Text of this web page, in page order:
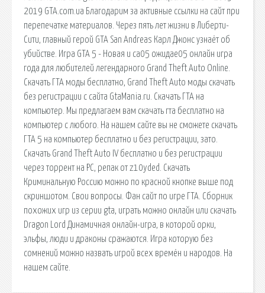
2019 GTA.com.ua Благодарим за активные ссылки на сайт при
перепечатке материалов. Через пять лет жизни в Либерти-
Сити, главный герой GTA San Andreas Карл Джонс узнаёт об
убийстве. Игра GTA 5 - Новая и са05 ожидае05 онлайн игра
года для любителей легендарного Grand Theft Auto Online.
Скачать ГТА моды бесплатно, Grand Theft Auto моды скачать
без регистрации с сайта GtaMania.ru. Скачать ГТА на
компьютер. Мы предлагаем вам скачать гта бесплатно на
компьютер с любого. На нашем сайте вы не сможете скачать
ГТА 5 на компьютер бесплатно и без регистрации, зато.
Скачать Grand Theft Auto IV бесплатно и без регистрации
через торрент на PC, репак от z10yded. Скачать
Криминальную Россию можно по красной кнопке выше под
скриншотом. Свои вопросы. Фан сайт по игре ГТА. Сборник
похожих игр из серии gta, играть можно онлайн или скачать
Dragon Lord Динамичная онлайн-игра, в которой орки,
эльфы, люди и драконы сражаются. Игра которую без
сомнений можно назвать игрой всех времён и народов. На
нашем сайте.